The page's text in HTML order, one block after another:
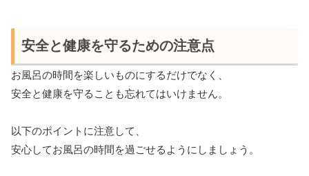
安全と健康を守るための注意点
お風呂の時間を楽しいものにするだけでなく、
安全と健康を守ることも忘れてはいけません。
以下のポイントに注意して、
安心してお風呂の時間を過ごせるようにしましょう。